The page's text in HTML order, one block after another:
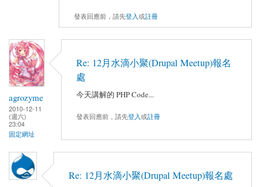
發表回應前，請先登入或註冊
agrozyme
2010-12-11
(週六)
23:04
固定網址
Re: 12月水滴小聚(Drupal Meetup)報名
處
今天講解的 PHP Code...
發表回應前，請先登入或註冊
Re: 12月水滴小聚(Drupal Meetup)報名處